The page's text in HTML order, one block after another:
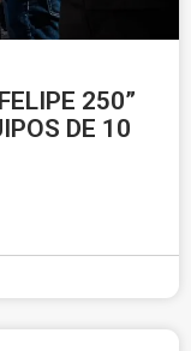
250”
DE 10